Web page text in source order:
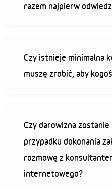
razem najpierw
Czy istnieje minimalna
muszę zrobić, aby
Czy darowizna zostanie
przypadku dokonania
rozmowę z
internetowego?